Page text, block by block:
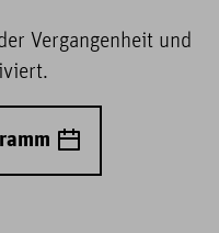
Vergangenheit und